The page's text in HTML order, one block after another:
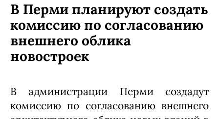
В Перми планируют создать
комиссию по согласованию
внешнего облика
новостроек
В администрации Перми создадут
комиссию по согласованию внешнего